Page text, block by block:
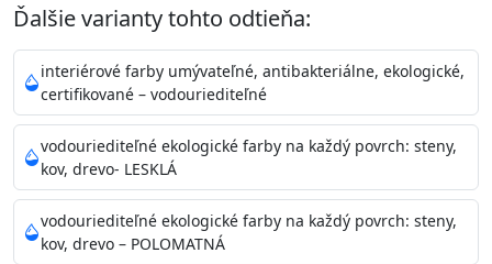
Je interiérová protiplesňová farba s iónmi
Vďaka svojmu špeciálnemu zloženiu
znižuje (o 99,9%) množstvo baktérií na povrchu náteru.
Preto jevhodná na nátery priestor s
vysokými nárokmi na hygienickú čistotu ako sú
nemocnice, pôrodnice, operačné
sály, potravinárske priestory, detské izby, školy,
škôlky, telocvične, a samozrejme je
vhodná aj do bežných priestorov. Je plne umývateľná
(trieda 2 podľa EN 13300) pri
Ďalšie varianty tohto odtieňa:
interiérové farby umývateľné, antibakteriálne, ekologické,
certifikované – vodouriediteľné
vodouriediteľné ekologické farby na každý povrch: steny,
kov, drevo- LESKLÁ
vodouriediteľné ekologické farby na každý povrch: steny,
kov, drevo – POLOMATNÁ